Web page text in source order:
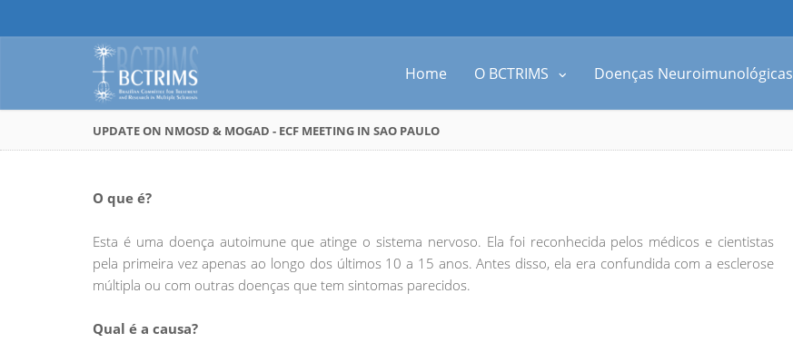
Home O BCTRIMS Doenças Neuroimunológicas
UPDATE ON NMOSD & MOGAD - ECF MEETING IN SAO PAULO
O que é?
Esta é uma doença autoimune que atinge o sistema nervoso. Ela foi reconhecida pelos médicos e cientistas
pela primeira vez apenas ao longo dos últimos 10 a 15 anos. Antes disso, ela era confundida com a esclerose
múltipla ou com outras doenças que tem sintomas parecidos.
Qual é a causa?